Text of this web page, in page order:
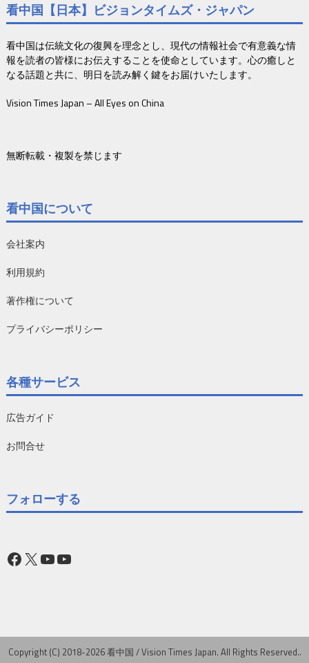
看中国【日本】ビジョンタイムズ・ジャパン
看中国は伝統文化の復興を理念とし、現代の情報社会で有意義な情
報を読者の皆様にお伝えすることを使命としています。心の癒しと
なる話題と共に、明日を読み解く鍵をお届けいたします。
Vision Times Japan – All Eyes on China
無断転載・複製を禁じます
看中国について
会社案内
利用規約
著作権について
プライバシーポリシー
各種サービス
広告ガイド
お問合せ
フォローする
Facebook
X YouTube
YouTube
Copyright (C) 2018-2026 看中国 / Vision Times Japan. All Rights Reserved..